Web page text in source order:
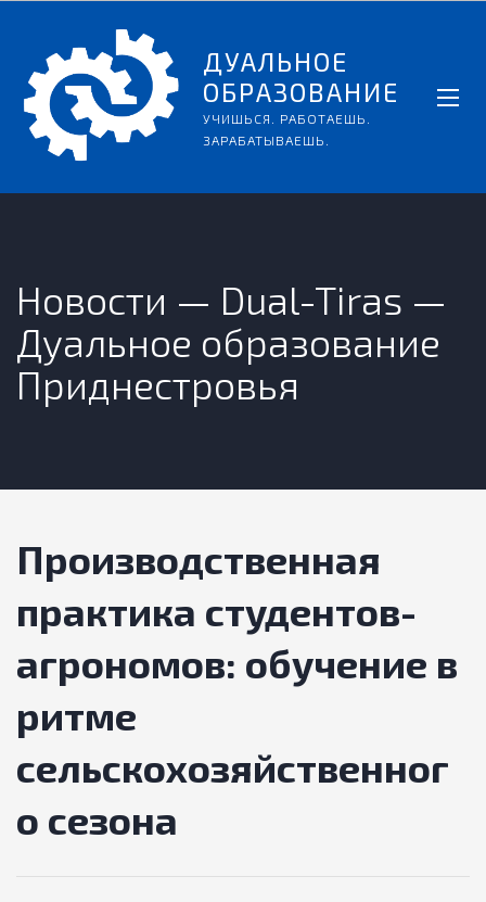
ДУАЛЬНОЕ
ОБРАЗОВАНИЕ
УЧИШЬСЯ. РАБОТАЕШЬ.
ЗАРАБАТЫВАЕШЬ.
Новости — Dual-Tiras —
Дуальное образование
Приднестровья
Производственная
практика студентов-
агрономов: обучение в
ритме
сельскохозяйственног
о сезона